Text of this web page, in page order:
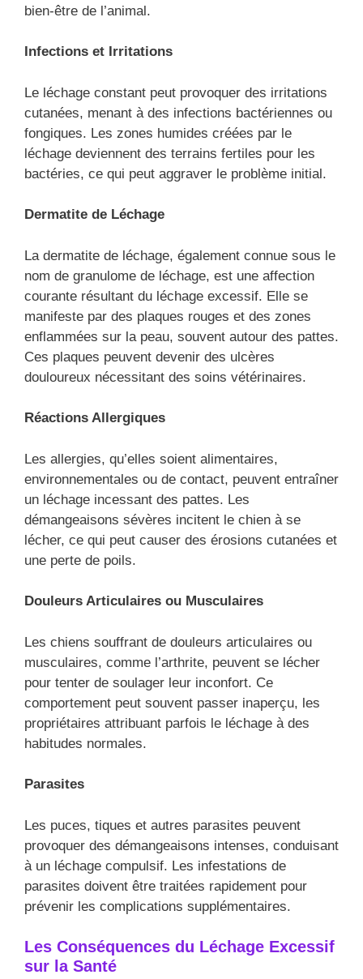
bien-être de l’animal.
Infections et Irritations
Le léchage constant peut provoquer des irritations
cutanées, menant à des infections bactériennes ou
fongiques. Les zones humides créées par le
léchage deviennent des terrains fertiles pour les
bactéries, ce qui peut aggraver le problème initial.
Dermatite de Léchage
La dermatite de léchage, également connue sous le
nom de granulome de léchage, est une affection
courante résultant du léchage excessif. Elle se
manifeste par des plaques rouges et des zones
enflammées sur la peau, souvent autour des pattes.
Ces plaques peuvent devenir des ulcères
douloureux nécessitant des soins vétérinaires.
Réactions Allergiques
Les allergies, qu’elles soient alimentaires,
environnementales ou de contact, peuvent entraîner
un léchage incessant des pattes. Les
démangeaisons sévères incitent le chien à se
lécher, ce qui peut causer des érosions cutanées et
une perte de poils.
Douleurs Articulaires ou Musculaires
Les chiens souffrant de douleurs articulaires ou
musculaires, comme l’arthrite, peuvent se lécher
pour tenter de soulager leur inconfort. Ce
comportement peut souvent passer inaperçu, les
propriétaires attribuant parfois le léchage à des
habitudes normales.
Parasites
Les puces, tiques et autres parasites peuvent
provoquer des démangeaisons intenses, conduisant
à un léchage compulsif. Les infestations de
parasites doivent être traitées rapidement pour
prévenir les complications supplémentaires.
Les Conséquences du Léchage Excessif
sur la Santé